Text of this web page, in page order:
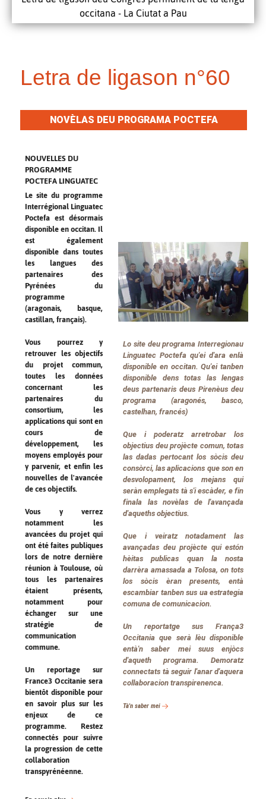
occitana - La Ciutat a Pau
Letra de ligason n°60
NOVÈLAS DEU PROGRAMA POCTEFA
LINGUATEC
NOUVELLES DU
PROGRAMME
POCTEFA LINGUATEC
Le site du programme
Interrégional Linguatec
Poctefa est désormais
disponible en occitan. Il
est également
disponible dans toutes
les langues des
partenaires des
Pyrénées du
programme
(aragonais, basque,
castillan, français).
Vous pourrez y
retrouver les objectifs
du projet commun,
toutes les données
concernant les
partenaires du
consortium, les
applications qui sont en
cours de
développement, les
moyens employés pour
y parvenir, et enfin les
nouvelles de l'avancée
de ces objectifs.
Vous y verrez
notamment les
avancées du projet qui
ont été faites publiques
lors de notre dernière
réunion à Toulouse, où
tous les partenaires
étaient présents,
notamment pour
échanger sur une
stratégie de
communication
commune.
Un reportage sur
France3 Occitanie sera
bientôt disponible pour
en savoir plus sur les
enjeux de ce
programme. Restez
connectés pour suivre
la progression de cette
collaboration
transpyrénéenne.
Lo site deu programa Interregionau
Linguatec Poctefa​ qu'ei d'ara enlà
disponible en occitan. Qu'ei tanben
disponible dens totas las lengas
deus partenaris deus Pirenèus deu
programa (aragonés, basco,
castelhan, francés)
Que i poderatz arretrobar los
objectius deu projècte comun, totas
las dadas pertocant los sòcis deu
consòrci, las aplicacions que son en
desvolopament, los mejans qui
seràn emplegats tà s'i escàder, e fin
finala las novèlas de l'avançada
d'aqueths objectius.
Que i veiratz notadament las
avançadas deu projècte qui estón
hèitas publicas quan la nosta
darrèra amassada a Tolosa, on tots
los sòcis èran presents, entà
escambiar tanben sus ua estrategia
comuna de comunicacion.
Un reportatge sus França3
Occitania que serà lèu disponible
entà'n saber mei suus enjòcs
d'aqueth programa. Demoratz
connectats tà seguir l'anar d'aquera
collaboracion transpirenenca.
Tà'n saber mei